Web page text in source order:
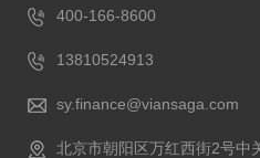
400-166-8600
13810524913
sy.finance@viansaga.com
北京市朝阳区万红西街2号中